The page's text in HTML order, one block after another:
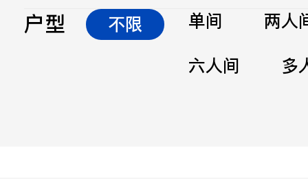
户型 不限 单间
两人
六人间
多